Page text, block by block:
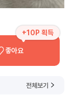
+10P 획득
좋아요
전체보기